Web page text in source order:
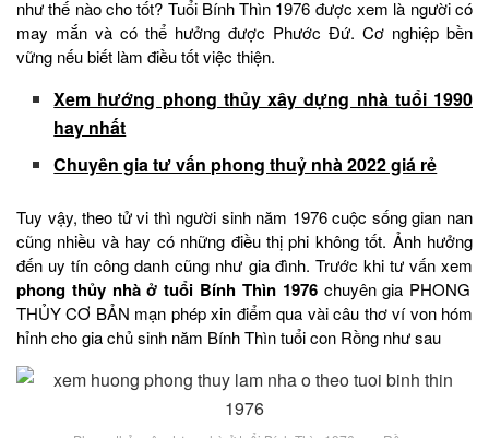
như thế nào cho tốt? Tuổi Bính Thìn 1976 được xem là người có
may mắn và có thể hưởng được Phước Đứ. Cơ nghiệp bền
vững nếu biết làm điều tốt việc thiện.
Xem hướng phong thủy xây dựng nhà tuổi 1990
hay nhất
Chuyên gia tư vấn phong thuỷ nhà 2022 giá rẻ
Tuy vậy, theo tử vi thì người sinh năm 1976 cuộc sống gian nan
cũng nhiều và hay có những điều thị phi không tốt. Ảnh hưởng
đến uy tín công danh cũng như gia đình. Trước khi tư vấn xem
phong thủy nhà ở tuổi Bính Thìn 1976chuyên gia PHONG
THỦY CƠ BẢN mạn phép xin điểm qua vài câu thơ ví von hóm
hỉnh cho gia chủ sinh năm Bính Thìn tuổi con Rồng như sau